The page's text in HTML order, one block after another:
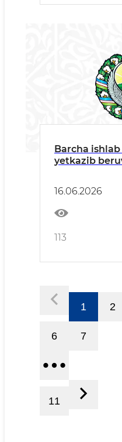
Barcha
yetkazib
16.06.2026
113
1 2
6 7
11